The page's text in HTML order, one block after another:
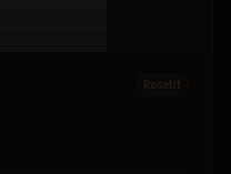
Rosetit